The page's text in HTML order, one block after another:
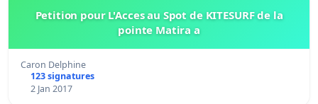
Petition pour L'Acces au Spot de KITESURF de la
pointe Matira a
Caron Delphine
123 signatures
2 Jan 2017